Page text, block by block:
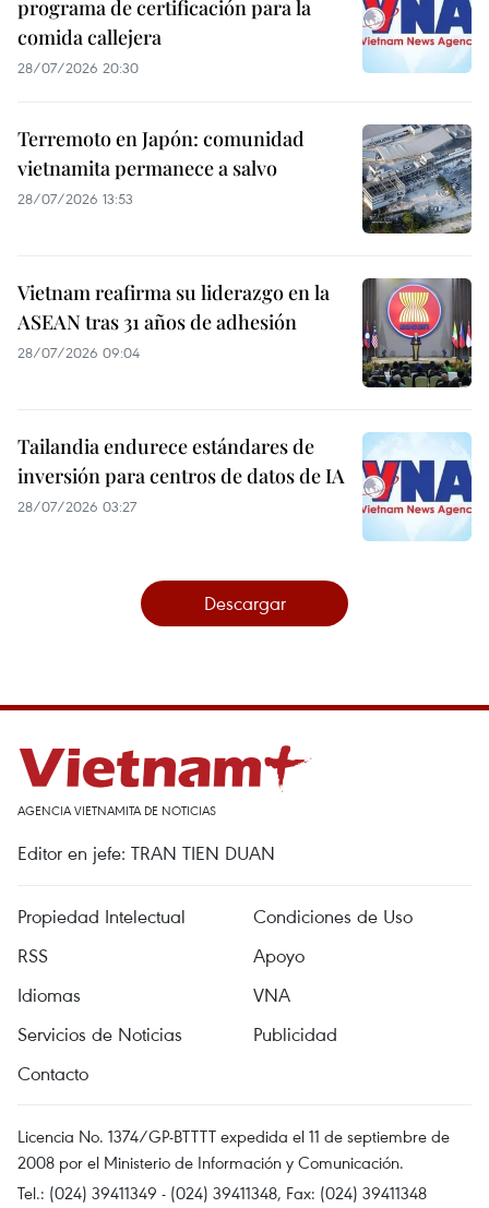
programa de certificación para la
comida callejera
28/07/2026 20:30
Terremoto en Japón: comunidad
vietnamita permanece a salvo
28/07/2026 13:53
Vietnam reafirma su liderazgo en la
ASEAN tras 31 años de adhesión
28/07/2026 09:04
Tailandia endurece estándares de
inversión para centros de datos de IA
28/07/2026 03:27
Descargar
AGENCIA VIETNAMITA DE NOTICIAS
Editor en jefe: TRAN TIEN DUAN
Propiedad Intelectual
Condiciones de Uso
RSS
Apoyo
Idiomas
VNA
Servicios de Noticias
Publicidad
Contacto
Licencia No. 1374/GP-BTTTT expedida el 11 de septiembre de
2008 por el Ministerio de Información y Comunicación.
Tel.: (024) 39411349 - (024) 39411348, Fax: (024) 39411348